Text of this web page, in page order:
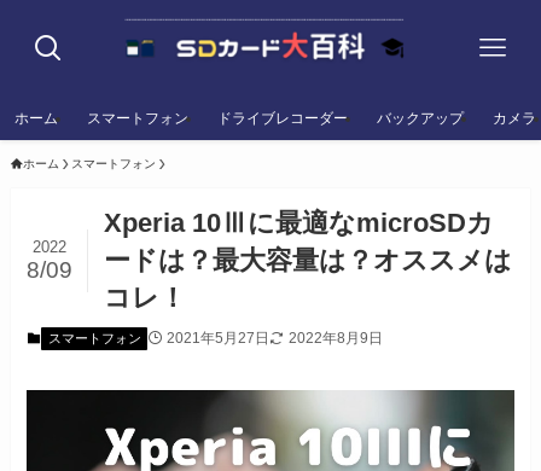
ホーム スマートフォン ドライブレコーダー バックアップ カメラ
ホーム スマートフォン
Xperia 10Ⅲに最適なmicroSDカ
ードは？最大容量は？オススメは
コレ！
2022
8/09
スマートフォン 2021年5月27日 2022年8月9日